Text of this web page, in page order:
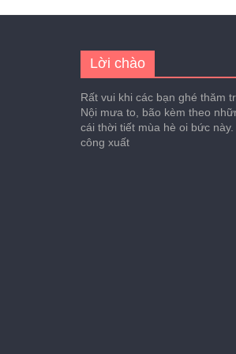
Lời chào
Rất vui khi các bạn ghé thăm
Nội mưa to, bão kèm theo
cái thời tiết mùa hè oi bức
công xuất